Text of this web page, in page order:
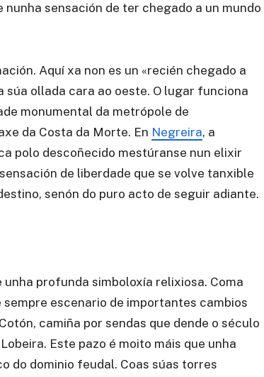
sensación de ter chegado a un mundo
Aquí xa non es un «recién chegado a
súa ollada cara ao oeste. O lugar funciona
monumental da metrópole de
da Costa da Morte. En Negreira, a
polo descoñecido mestúranse nun elixir
de liberdade que se volve tanxible
senón do puro acto de seguir adiante.
profunda simboloxía relixiosa. Coma
escenario de importantes cambios
camiña por sendas que dende o século
Este pazo é moito máis que unha
do dominio feudal. Coas súas torres